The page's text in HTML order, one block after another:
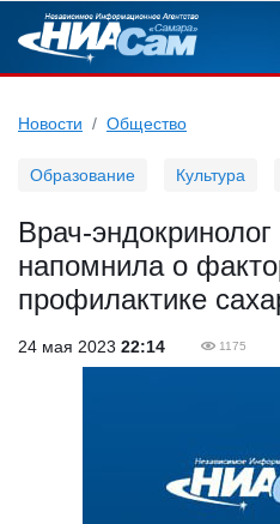
Новости Общество
Образование Культура
Врач-
напомнила о
профилактике
24 мая 2023 22:14 1175